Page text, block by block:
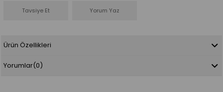
Tavsiye Et Yorum Yaz
Ürün Özellikleri
Yorumlar(0)